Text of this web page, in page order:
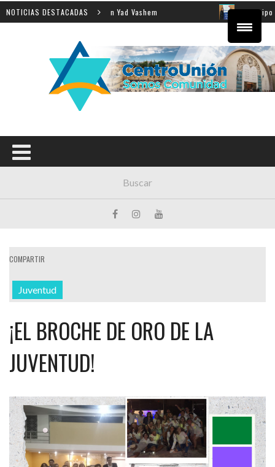
NOTICIAS DESTACADAS
de la Shoá en Yad Vashem El equipo
COMPARTIR
Juventud
¡EL BROCHE DE ORO DE LA
JUVENTUD!